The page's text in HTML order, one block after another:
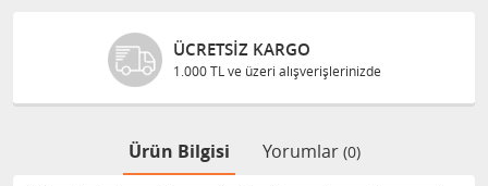
ÜCRETSIZ KARGO
1.000 TL ve üzeri alışverişlerinizde
Ürün Bilgisi Yorumlar (0)